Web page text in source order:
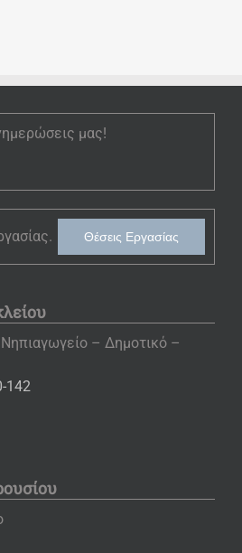
μας!
Θέσεις Εργασίας
– Δημοτικό –
142